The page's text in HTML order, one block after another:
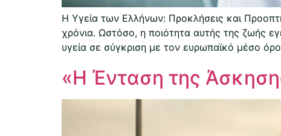
Η Υγεία των Ελλήνων: Προκλήσεις και
χρόνια. Ωστόσο, η ποιότητα αυτής της ζωής
υγεία σε σύγκριση με τον ευρωπαϊκό μέσο
«Η Ένταση της